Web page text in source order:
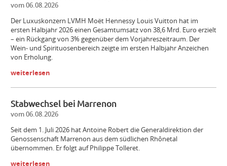
vom 06.08.2026
Der Luxuskonzern LVMH Moët Hennessy Louis Vuitton hat im
ersten Halbjahr 2026 einen Gesamtumsatz von 38,6 Mrd. Euro erzielt
– ein Rückgang von 3% gegenüber dem Vorjahreszeitraum. Der
Wein- und Spirituosenbereich zeigte im ersten Halbjahr Anzeichen
von Erholung.
weiterlesen
Stabwechsel bei Marrenon
vom 06.08.2026
Seit dem 1. Juli 2026 hat Antoine Robert die Generaldirektion der
Genossenschaft Marrenon aus dem südlichen Rhônetal
übernommen. Er folgt auf Philippe Tolleret.
weiterlesen